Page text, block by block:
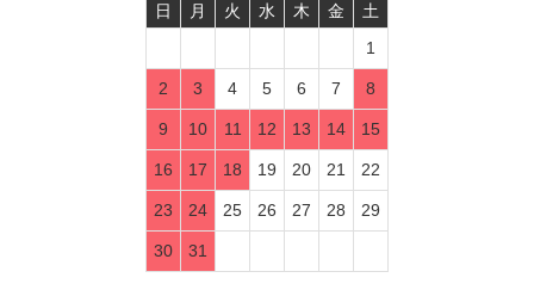
日
月 火 水 木 金
土
1
2 3 4 5 6 7 8
9 10 11 12 13 14 15
16 17 18 19 20 21 22
23 24 25 26 27 28 29
30 31